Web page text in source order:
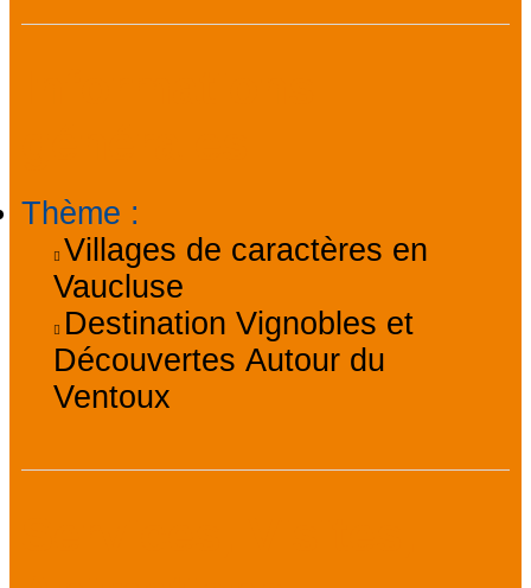
Thème :
Villages de caractères en
Vaucluse
Destination Vignobles et
Découvertes Autour du
Ventoux